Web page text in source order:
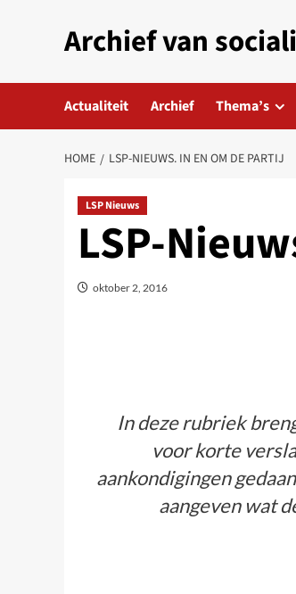
Archief van
Actualiteit Archief Thema’s
HOME LSP-NIEUWS. IN EN OM DE PARTIJ
LSP Nieuws
LSP-
oktober 2, 2016
In deze rubriek
voor korte
aankondigingen
aangeven wat